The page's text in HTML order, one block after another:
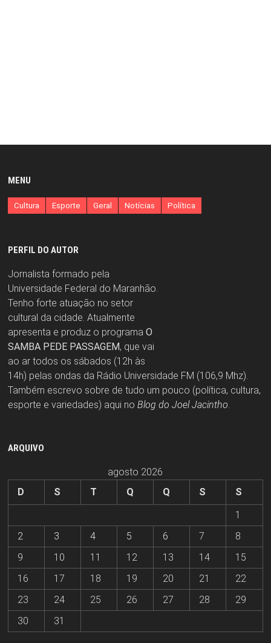
MENU
Cultura Esporte Geral Notícias Política
PERFIL DO AUTOR
Jornalista formado pela
Universidade Federal do Maranhão.
Tenho forte atuação no setor
cultural da cidade. Atualmente
apresenta e produz o programa O
SAMBA PEDE PASSAGEM, que vai
ao ar todos os sábados (12h às
14h) pelas ondas da Rádio Universidade FM (106,9 Mhz).
Também escrevo sobre de tudo um pouco (política, cultura,
esporte e variedades) aqui no Blog do Joel Jacintho
ARQUIVO
agosto 2026
D
S T Q Q S
S
1
2
3 4 5 6 7
8
9
10 11 12 13 14
15
16
17 18 19 20 21
22
23
24 25 26 27 28
29
30
31